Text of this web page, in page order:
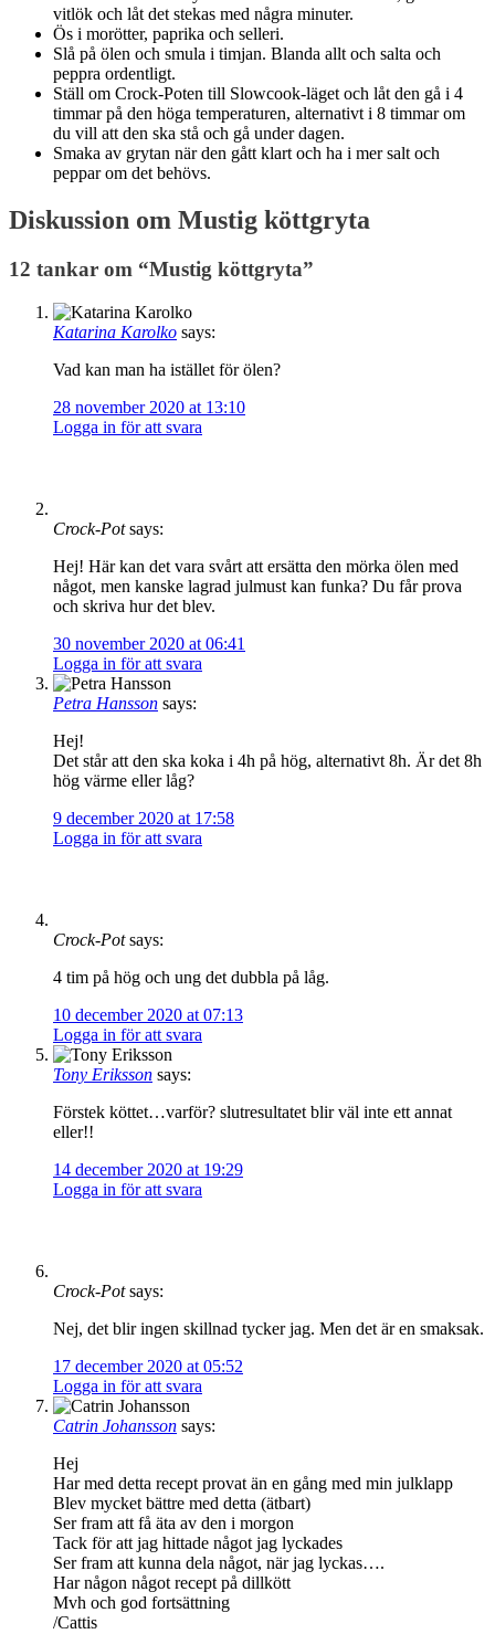
vitlök och låt det stekas med några minuter.
Ös i morötter, paprika och selleri.
Slå på ölen och smula i timjan. Blanda allt och salta och
peppra ordentligt.
Ställ om Crock-Poten till Slowcook-läget och låt den gå i 4
timmar på den höga temperaturen, alternativt i 8 timmar om
du vill att den ska stå och gå under dagen.
Smaka av grytan när den gått klart och ha i mer salt och
peppar om det behövs.
Diskussion om Mustig köttgryta
12 tankar om “Mustig köttgryta”
Katarina Karolko says:
Vad kan man ha istället för ölen?
28 november 2020 at 13:10
Logga in för att svara
Crock-Pot says:
Hej! Här kan det vara svårt att ersätta den mörka ölen med
något, men kanske lagrad julmust kan funka? Du får prova
och skriva hur det blev.
30 november 2020 at 06:41
Logga in för att svara
Petra Hansson says:
Hej!
Det står att den ska koka i 4h på hög, alternativt 8h. Är det 8h
hög värme eller låg?
9 december 2020 at 17:58
Logga in för att svara
Crock-Pot says:
4 tim på hög och ung det dubbla på låg.
10 december 2020 at 07:13
Logga in för att svara
Tony Eriksson says:
Förstek köttet…varför? slutresultatet blir väl inte ett annat
eller!!
14 december 2020 at 19:29
Logga in för att svara
Crock-Pot says:
Nej, det blir ingen skillnad tycker jag. Men det är en smaksak.
17 december 2020 at 05:52
Logga in för att svara
Catrin Johansson says:
Hej
Har med detta recept provat än en gång med min julklapp
Blev mycket bättre med detta (ätbart)
Ser fram att få äta av den i morgon
Tack för att jag hittade något jag lyckades
Ser fram att kunna dela något, när jag lyckas….
Har någon något recept på dillkött
Mvh och god fortsättning
/Cattis